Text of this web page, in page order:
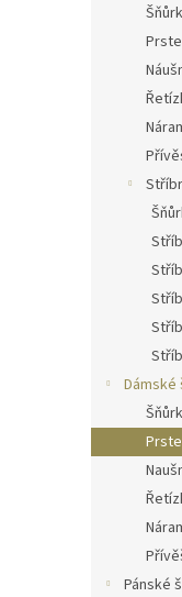
Pánské